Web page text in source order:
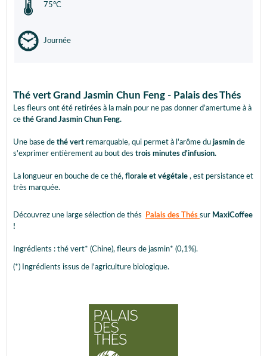
75°C
Journée
Thé vert Grand Jasmin Chun Feng - Palais des Thés
Les fleurs ont été retirées à la main pour ne pas donner d’amertume à à
ce thé Grand Jasmin Chun Feng.
Une base de thé vert remarquable, qui permet à l'arôme du jasmin de
s'exprimer entièrement au bout des trois minutes d'infusion.
La longueur en bouche de ce thé, florale et végétale , est persistance et
très marquée.
Découvrez une large sélection de thés Palais des Thés sur MaxiCoffee
!
Ingrédients : thé vert* (Chine), fleurs de jasmin* (0,1%).
(*) Ingrédients issus de l'agriculture biologique.